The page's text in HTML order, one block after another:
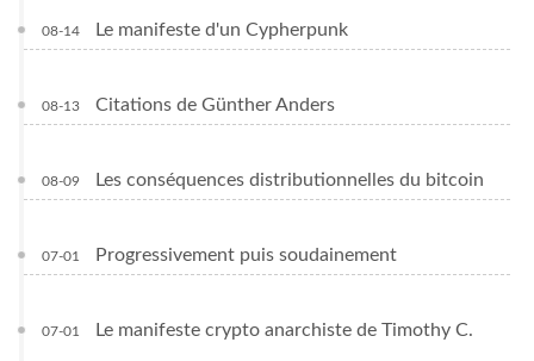
08-14 Le manifeste d'un Cypherpunk
08-13 Citations de Günther Anders
08-09 Les conséquences distributionnelles du bitcoin
07-01 Progressivement puis soudainement
07-01
Le manifeste crypto anarchiste de Timothy C.